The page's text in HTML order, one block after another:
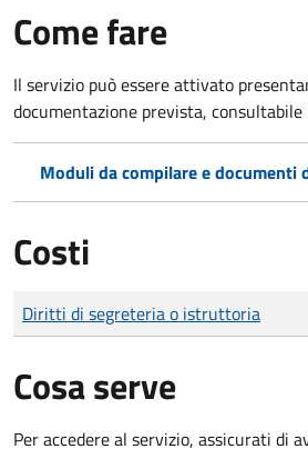
Come fare
Il servizio può essere attivato
documentazione prevista, consultabile
Moduli da compilare e documenti
Costi
Tipo di pagamento
Importo
Diritti di segreteria o istruttoria
Cosa serve
Per accedere al servizio, assicurati di